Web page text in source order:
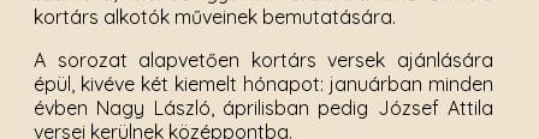
kortárs alkotók műveinek bemutatására.
A sorozat alapvetően kortárs versek ajánlására
épül, kivéve két kiemelt hónapot: januárban minden
évben Nagy László, áprilisban pedig József Attila
versei kerülnek középpontba.